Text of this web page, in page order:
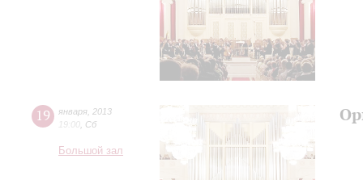
19 января 2013
19:00 Сб
Большой зал